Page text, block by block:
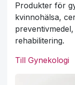
Produkter för
kvinnohälsa,
rehabilitering.
Till Gynekologi